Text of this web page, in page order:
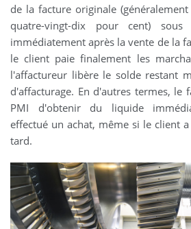
de la facture originale
quatre-vingt-dix pour cent)
immédiatement après la vente de la
le client paie finalement les
l'affactureur libère le solde restant
d'affacturage. En d'autres termes, le
PMI d'obtenir du liquide
effectué un achat, même si le client
tard.